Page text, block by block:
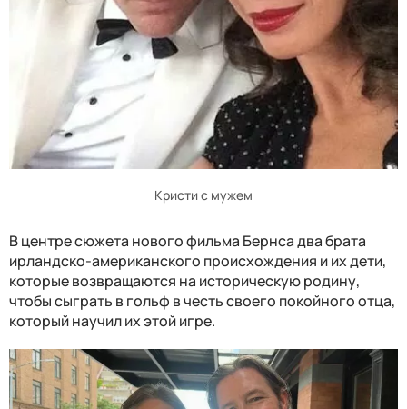
Кристи с мужем
В центре сюжета нового фильма Бернса два брата
ирландско-американского происхождения и их дети,
которые возвращаются на историческую родину,
чтобы сыграть в гольф в честь своего покойного отца,
который научил их этой игре.